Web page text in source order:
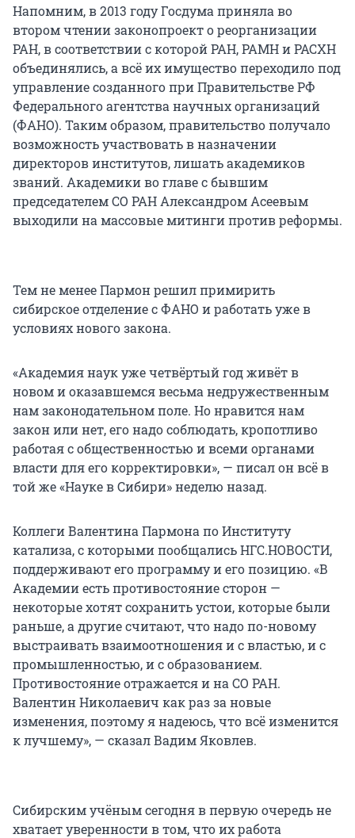
Напомним, в 2013 году Госдума приняла во
втором чтении законопроект о реорганизации
РАН, в соответствии с которой РАН, РАМН и РАСХН
объединялись, а всё их имущество переходило под
управление созданного при Правительстве РФ
Федерального агентства научных организаций
(ФАНО). Таким образом, правительство получало
возможность участвовать в назначении
директоров институтов, лишать академиков
званий. Академики во главе с бывшим
председателем СО РАН Александром Асеевым
выходили на массовые митинги против реформы.
Тем не менее Пармон решил примирить
сибирское отделение с ФАНО и работать уже в
условиях нового закона.
«Академия наук уже четвёртый год живёт в
новом и оказавшемся весьма недружественным
нам законодательном поле. Но нравится нам
закон или нет, его надо соблюдать, кропотливо
работая с общественностью и всеми органами
власти для его корректировки», — писал он всё в
той же «Науке в Сибири» неделю назад.
Коллеги Валентина Пармона по Институту
катализа, с которыми пообщались НГС.НОВОСТИ,
поддерживают его программу и его позицию. «В
Академии есть противостояние сторон —
некоторые хотят сохранить устои, которые были
раньше, а другие считают, что надо по-новому
выстраивать взаимоотношения и с властью, и с
промышленностью, и с образованием.
Противостояние отражается и на СО РАН.
Валентин Николаевич как раз за новые
изменения, поэтому я надеюсь, что всё изменится
к лучшему», — сказал Вадим Яковлев.
Сибирским учёным сегодня в первую очередь не
хватает уверенности в том, что их работа